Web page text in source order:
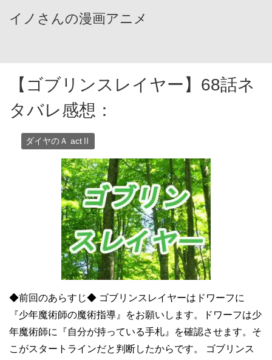
イノさんの漫画アニメ
【ゴブリンスレイヤー】68話ネ
タバレ感想：
ダイヤのＡ actⅡ
◆前回のあらすじ◆ ゴブリンスレイヤーはドワーフに
『少年魔術師の魔術指導』をお願いします。ドワーフは少
年魔術師に『自分が持っている手札』を確認させます。そ
こがスタートラインだと判断したからです。 ゴブリンス